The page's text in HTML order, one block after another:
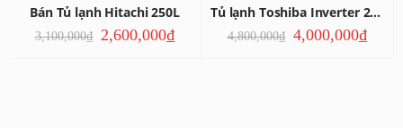
Bán Tủ lạnh Hitachi 250L
3,100,000₫ 2,600,000₫
Tủ lạnh Toshiba Inverter 233L
4,800,000₫ 4,000,000₫